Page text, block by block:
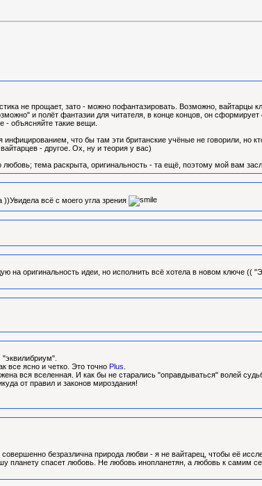
не прощает, зато - можно пофантазировать. Возможно, вайтарцы
и полёт фантазии для читателя, в конце концов, он сформирует
- объясняйте такие вещи.
что бы там эти британские учёные не говорили, но
- другое. Ох, ну и теория у вас)
любовь; тема раскрыта, оригинальность - та ещё, поэтому мой вам
всё с моего угла зрения
на оригинальность идеи, но исполнить всё хотела в новом ключе ((
все ясно и четко. Это точно Plus
вся вселенная. И как бы не старались "оправдываться" волей
от правил и законов мироздания!
безразлична природа любви - я не вайтарец, чтобы её
планету спасет любовь. Не любовь инопланетян, а любовь к самим